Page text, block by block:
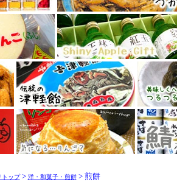
トップ> 洋・和菓子・煎餅> 煎餅